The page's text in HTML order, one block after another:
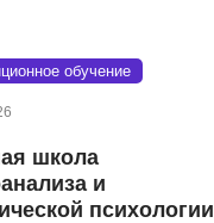
обучение
школа
и
психологии